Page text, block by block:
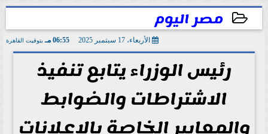
مصر اليوم
الأربعاء، 17 سبتمبر 2025 06:55 مـ بتوقيت القاهرة
رئيس الوزراء يتابع تنفيذ
الاشتراطات والضوابط
والمعايير الخاصة بالإعلانات